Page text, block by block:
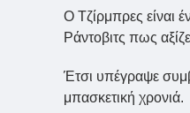
Ο Τζίρμπρες είναι
Ράντοβιτς πως
Έτσι υπέγραψε
μπασκετική χρονιά.